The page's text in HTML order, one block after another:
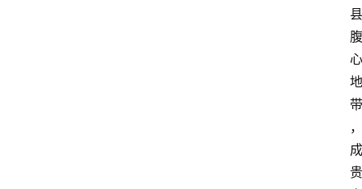
县
腹
心
地
带
，
成
贵